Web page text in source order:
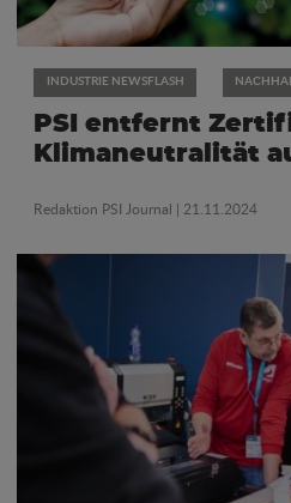
INDUSTRIE NEWSFLASH
PSI entfernt
Klimaneutralität
Redaktion PSI Journal | 21.11.2024